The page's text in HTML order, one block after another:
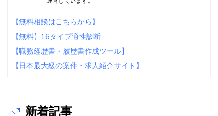
【無料相談はこちらから】
【無料】16タイプ適性診断
【職務経歴書・履歴書作成ツール】
【日本最大級の案件・求人紹介サイト】
新着記事